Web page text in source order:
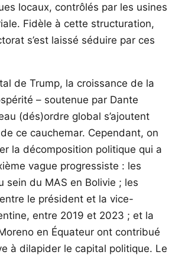
locaux, contrôlés par les usines
Fidèle à cette structuration,
s’est laissé séduire par ces
de Trump, la croissance de la
– soutenue par Dante
(dés)ordre global s’ajoutent
ce cauchemar. Cependant, on
la décomposition politique qui a
vague progressiste : les
sein du MAS en Bolivie ; les
le président et la vice-
entre 2019 et 2023 ; et la
en Équateur ont contribué
à dilapider le capital politique. Le